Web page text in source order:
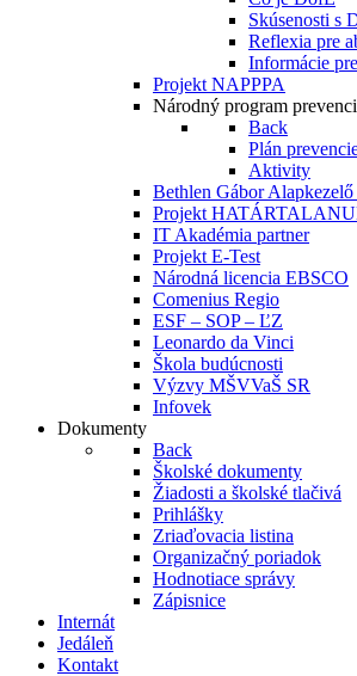
Skúsenosti s
Reflexia pre
Informácie
Projekt NAPPPA
Národný program
Back
Plán
Aktivity
Bethlen Gábor
Projekt
IT Akadémia partner
Projekt E-Test
Národná licencia EBSCO
Comenius Regio
ESF – SOP – ĽZ
Leonardo da Vinci
Škola budúcnosti
Výzvy MŠVVaŠ SR
Infovek
Dokumenty
Back
Školské dokumenty
Žiadosti a školské tlačivá
Prihlášky
Zriaďovacia listina
Organizačný poriadok
Hodnotiace správy
Zápisnice
Internát
Jedáleň
Kontakt